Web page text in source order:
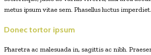
metus ipsum vitae sem. Phasellus luctus imperdiet.
Donec tortor ipsum
Pharetra ac malesuada in, sagittis ac nibh.